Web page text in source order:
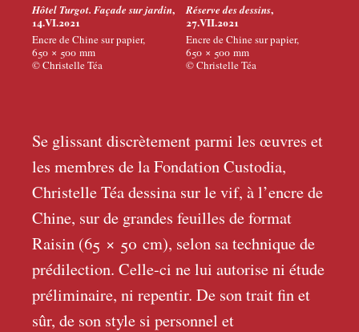
Hôtel Turgot. Façade sur jardin,
14.VI.2021
Encre de Chine sur papier,
650 × 500 mm
© Christelle Téa
Réserve des dessins,
27.VII.2021
Encre de Chine sur papier,
650 × 500 mm
© Christelle Téa
Se glissant discrètement parmi les œuvres et
les membres de la Fondation Custodia,
Christelle Téa dessina sur le vif, à l’encre de
Chine, sur de grandes feuilles de format
Raisin (65 × 50 cm), selon sa technique de
prédilection. Celle-ci ne lui autorise ni étude
préliminaire, ni repentir. De son trait fin et
sûr, de son style si personnel et